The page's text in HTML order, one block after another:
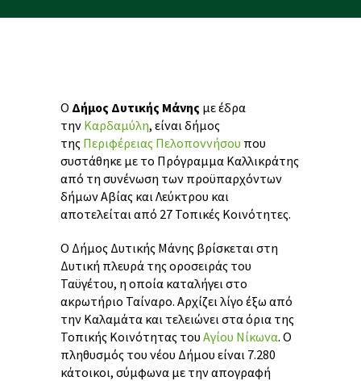
Ο Δήμος Δυτικής Μάνης με έδρα
την Καρδαμύλη, είναι δήμος
της Περιφέρειας Πελοποννήσου που
συστάθηκε με το Πρόγραμμα Καλλικράτης
από τη συνένωση των προϋπαρχόντων
δήμων Αβίας και Λεύκτρου και
αποτελείται από 27 Τοπικές Κοινότητες.
Ο Δήμος Δυτικής Μάνης βρίσκεται στη
Δυτική πλευρά της οροσειράς του
Ταϋγέτου, η οποία καταλήγει στο
ακρωτήριο Ταίναρο. Αρχίζει λίγο έξω από
την Καλαμάτα και τελειώνει στα όρια της
Τοπικής Κοινότητας του Αγίου Νίκωνα. Ο
πληθυσμός του νέου Δήμου είναι 7.280
κάτοικοι, σύμφωνα με την απογραφή